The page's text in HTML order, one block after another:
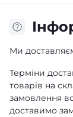
Ми
Терміни
товарів на
замовлення
доставимо